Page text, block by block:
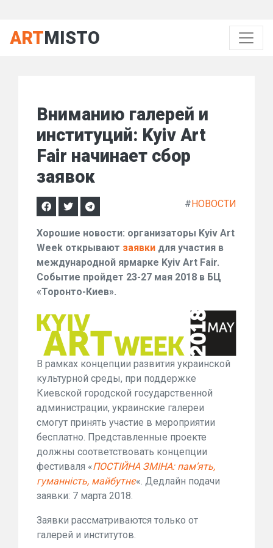
ARTMISTO
Вниманию галерей и
институций: Kyiv Art
Fair начинает сбор
заявок
#НОВОСТИ
Хорошие новости: организаторы Kyiv Art
Week открывают заявки для участия в
международной ярмарке Kyiv Art Fair.
Событие пройдет 23-27 мая 2018 в БЦ
«Торонто-Киев».
В рамках концепции развития украинской
культурной среды, при поддержке
Киевской городской государственной
администрации, украинские галереи
смогут принять участие в мероприятии
бесплатно. Представленные проекте
должны соответствовать концепции
фестиваля «ПОСТІЙНА ЗМІНА: пам’ять,
гуманність, майбутнє«. Дедлайн подачи
заявки: 7 марта 2018.
Заявки рассматриваются только от
галерей и институтов.